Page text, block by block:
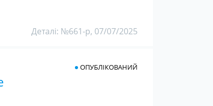
Деталі: №661-р, 07/07/2025
ОПУБЛІКОВАНИЙ